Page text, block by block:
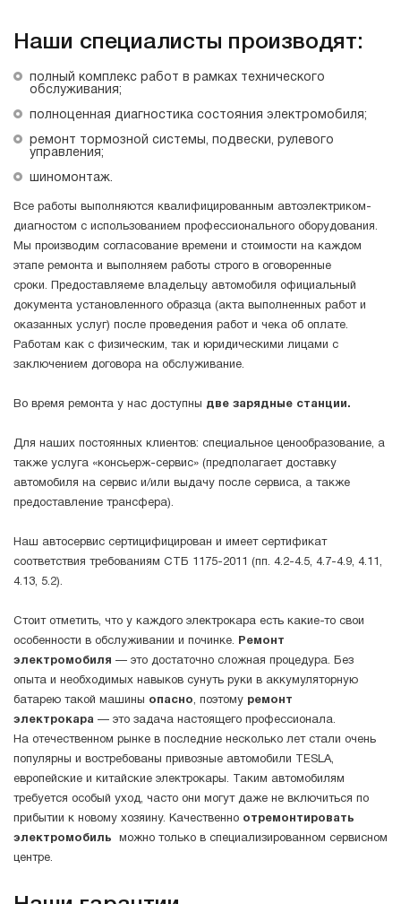
Наши специалисты производят:
полный комплекс работ в рамках технического
обслуживания;
полноценная диагностика состояния электромобиля;
ремонт тормозной системы, подвески, рулевого
управления;
шиномонтаж.
Все работы выполняются квалифицированным автоэлектриком-
диагностом с использованием профессионального оборудования.
Мы производим согласование времени и стоимости на каждом
этапе ремонта и выполняем работы строго в оговоренные
сроки. Предоставляеме владельцу автомобиля официальный
документа установленного образца (акта выполненных работ и
оказанных услуг) после проведения работ и чека об оплате.
Работам как с физическим, так и юридическими лицами с
заключением договора на обслуживание.
Во время ремонта у нас доступны две зарядные станции.
Для наших постоянных клиентов: специальное ценообразование, а
также услуга «консьерж-сервис» (предполагает доставку
автомобиля на сервис и/или выдачу после сервиса, а также
предоставление трансфера).
Наш автосервис сертицифицирован и имеет сертификат
соответствия требованиям СТБ 1175-2011 (пп. 4.2-4.5, 4.7-4.9, 4.11,
4.13, 5.2).
Стоит отметить, что у каждого электрокара есть какие-то свои
особенности в обслуживании и починке. Ремонт
электромобиля — это достаточно сложная процедура. Без
опыта и необходимых навыков сунуть руки в аккумуляторную
батарею такой машины опасно, поэтому ремонт
электрокара — это задача настоящего профессионала.
На отечественном рынке в последние несколько лет стали очень
популярны и востребованы привозные автомобили TESLA,
европейские и китайские электрокары. Таким автомобилям
требуется особый уход, часто они могут даже не включиться по
прибытии к новому хозяину. Качественно отремонтировать
электромобиль можно только в специализированном сервисном
центре.